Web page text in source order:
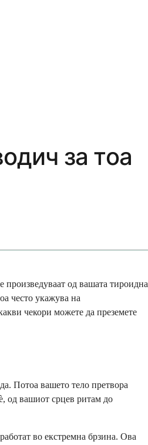
за тоа
од вашата тироидна
често укажува на
чекори можете да преземете
Потоа вашето тело претвора
од вашиот срцев ритам до
во екстремна брзина. Ова